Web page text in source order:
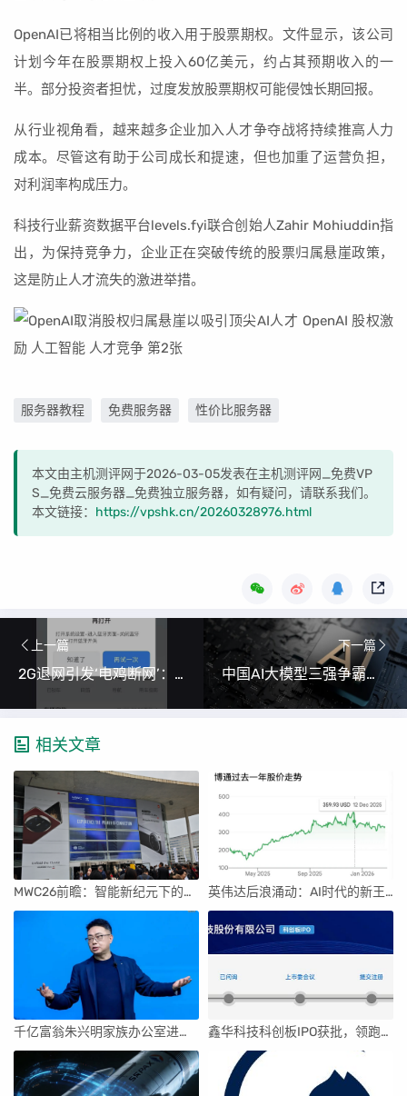
OpenAI已将相当比例的收入用于股票期权。文件显示，该公司
计划今年在股票期权上投入60亿美元，约占其预期收入的一
半。部分投资者担忧，过度发放股票期权可能侵蚀长期回报。
从行业视角看，越来越多企业加入人才争夺战将持续推高人力
成本。尽管这有助于公司成长和提速，但也加重了运营负担，
对利润率构成压力。
科技行业薪资数据平台levels.fyi联合创始人Zahir Mohiuddin指
出，为保持竞争力，企业正在突破传统的股票归属悬崖政策，
这是防止人才流失的激进举措。
服务器教程 免费服务器 性价比服务器
本文由主机测评网于2026-03-05发表在主机测评网_免费VP
S_免费云服务器_免费独立服务器，如有疑问，请联系我们。
本文链接： https://vpshk.cn/20260328976.html
上一篇
2G退网引发‘电鸡断网’：物联网设备的生命周期困局
下一篇
中国AI大模型三强争霸：MiniMax、智谱AI、月之暗面竞速IPO
相关文章
MWC26前瞻：智能新纪元下的科技盛宴 英伟达后浪涌动：AI时代的新王者与隐忧
千亿富翁朱兴明家族办公室进军VC圈 鑫华科技科创板IPO获批，领跑国内半导体材料市场